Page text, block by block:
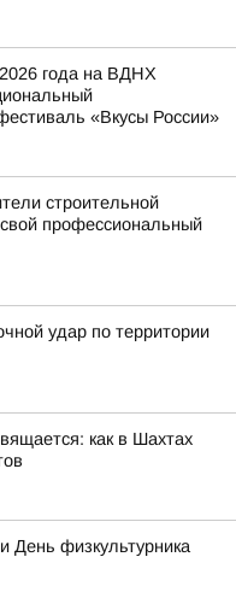
года на ВДНХ
«Вкусы России»
строительной
профессиональный
удар по территории
как в Шахтах
День физкультурника